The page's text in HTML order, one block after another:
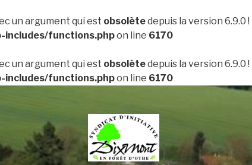
un argument qui est obsolètedepuis la version
includes/functions.phpon line 6170
un argument qui est obsolètedepuis la version
includes/functions.phpon line 6170